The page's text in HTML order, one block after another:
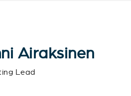
Airaksinen
Lead